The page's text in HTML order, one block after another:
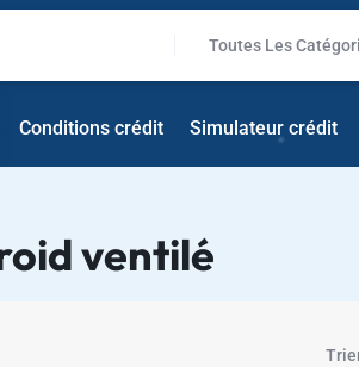
Toutes Les
Conditions crédit Simulateur crédit
ventilé